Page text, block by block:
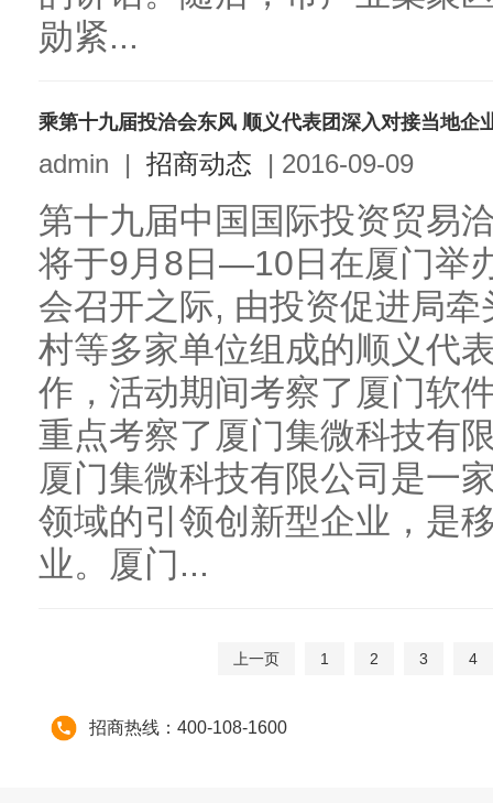
勋紧...
乘第十九届投洽会东风 顺义代表团深入对接当地企
admin | 招商动态 | 2016-09-09
第十九届中国国际投资贸易
将于9月8日—10日在厦门举
会召开之际, 由投资促进局
村等多家单位组成的顺义代
作，活动期间考察了厦门软
重点考察了厦门集微科技有
厦门集微科技有限公司是一
领域的引领创新型企业，是
业。厦门...
上一页 1 2 3 4
招商热线：400-108-1600